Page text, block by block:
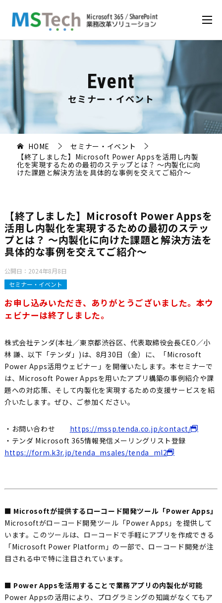
Event
セミナー・イベント
HOME
セミナー・イベント
【終了しました】Microsoft Power Appsを活用し内製
化を実現するための最初のステップとは？ 〜内製化に向
けた課題と解決方法を具体的な事例を交えてご紹介〜
【終了しました】Microsoft Power Appsを
活用し内製化を実現するための最初のステッ
プとは？ 〜内製化に向けた課題と解決方法を
具体的な事例を交えてご紹介〜
公開日： 2024年8月8日
セミナー・イベント
お申し込みいただき、ありがとうございました。本ウ
ェビナーは終了しました。
株式会社テンダ(本社／東京都渋谷区、代表取締役会長CEO／小
林 謙、以下「テンダ」)は、8月30日（金）に、「Microsoft
Power Apps活用ウェビナー」を開催いたします。本セミナーで
は、Microsoft Power Appsを用いたアプリ構築の事例紹介や課
題への対応策、そして内製化を実現するための支援サービスを紹
介いたします。ぜひ、ご参加ください。
・お問い合わせ https://mssp.tenda.co.jp/contact/
・テンダ Microsoft 365情報発信メーリングリスト登録
https://form.k3r.jp/tenda_msales/tenda_ml2
■ Microsoftが提供するローコード開発ツール「Power Apps」
Microsoftがローコード開発ツール「Power Apps」を提供して
います。このツールは、ローコードで手軽にアプリを作成できる
「Microsoft Power Platform」の一部で、ローコード開発が注
目される中で特に注目されています。
■ Power Appsを活用することで業務アプリの内製化が可能
Power Appsの活用により、プログラミングの知識がなくてもア